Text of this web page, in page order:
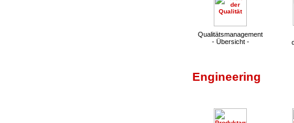
Qualitätsmanagement
- Übersicht -
Engineering